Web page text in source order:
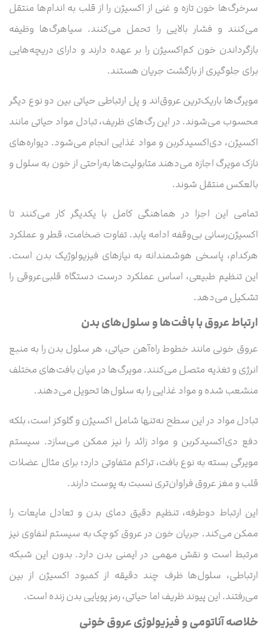
سرخرگ‌ها خون تازه و غنی از اکسیژن را از قلب به اندام‌ها منتقل
می‌کنند و فشار بالایی را تحمل می‌کنند. سیاهرگ‌ها وظیفه
بازگرداندن خون کم‌اکسیژن را بر عهده دارند و دارای دریچه‌هایی
برای جلوگیری از بازگشت جریان هستند.
مویرگ‌ها باریک‌ترین عروق‌اند و پل ارتباطی حیاتی بین دو نوع دیگر
محسوب می‌شوند. در این رگ‌های ظریف، تبادل مواد حیاتی مانند
اکسیژن، دی‌اکسیدکربن و مواد غذایی انجام می‌شود. دیواره‌های
نازک مویرگ اجازه می‌دهند متابولیت‌ها به‌راحتی از خون به سلول و
بالعکس منتقل شوند.
تمامی این اجزا در هماهنگی کامل با یکدیگر کار می‌کنند تا
اکسیژن‌رسانی بی‌وقفه ادامه یابد. تفاوت ضخامت، قطر و عملکرد
هرکدام، پاسخی هوشمندانه به نیازهای فیزیولوژیک بدن است.
این تنظیم طبیعی، اساس عملکرد درست دستگاه قلبی‌عروقی را
تشکیل می‌دهد.
ارتباط عروق با بافت‌ها و سلول‌های بدن
عروق خونی مانند خطوط راه‌آهن حیاتی، هر سلول بدن را به منبع
انرژی و تغذیه متصل می‌کنند. مویرگ‌ها در میان بافت‌های مختلف
منشعب شده و مواد غذایی را به سلول‌ها تحویل می‌دهند.
تبادل مواد در این سطح نه‌تنها شامل اکسیژن و گلوکز است، بلکه
دفع دی‌اکسیدکربن و مواد زائد را نیز ممکن می‌سازد. سیستم
مویرگی بسته به نوع بافت، تراکم متفاوتی دارد؛ برای مثال عضلات
قلب و مغز عروق فراوان‌تری نسبت به پوست دارند.
این ارتباط دوطرفه، تنظیم دقیق دمای بدن و تعادل مایعات را
ممکن می‌کند. جریان خون در عروق کوچک به سیستم لنفاوی نیز
مرتبط است و نقش مهمی در ایمنی بدن دارد. بدون این شبکه
ارتباطی، سلول‌ها ظرف چند دقیقه از کمبود اکسیژن از بین
می‌رفتند. این پیوند ظریف اما حیاتی، رمز پویایی بدن زنده است.
خلاصه آناتومی و فیزیولوژی عروق خونی